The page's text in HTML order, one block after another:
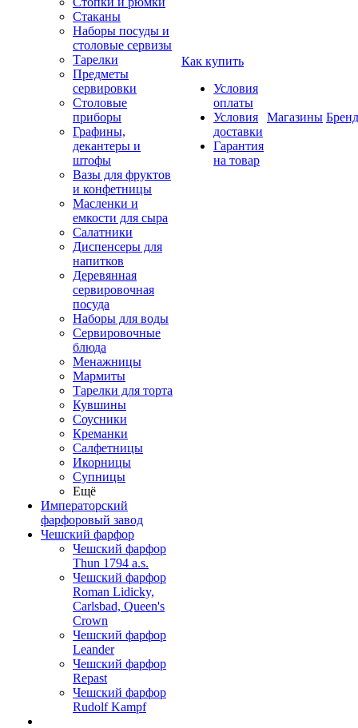
Стаканы
Наборы посуды и
столовые сервизы
Тарелки
Предметы
сервировки
Столовые
приборы
Графины,
декантеры и
штофы
Вазы для фруктов
и конфетницы
Масленки и
емкости для сыра
Салатники
Диспенсеры для
напитков
Деревянная
сервировочная
посуда
Наборы для воды
Сервировочные
блюда
Менажницы
Мармиты
Тарелки для торта
Кувшины
Соусники
Креманки
Салфетницы
Икорницы
Супницы
Ещё
Императорский
фарфоровый завод
Чешский фарфор
Чешский фарфор
Thun 1794 a.s.
Чешский фарфор
Roman Lidicky,
Carlsbad, Queen's
Crown
Чешский фарфор
Leander
Чешский фарфор
Repast
Чешский фарфор
Rudolf Kampf
Как купить
Условия
оплаты
Условия
доставки
Гарантия
на товар
Магазины